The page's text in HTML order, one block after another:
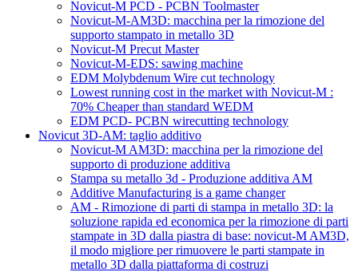
Novicut-M PCD - PCBN Toolmaster
Novicut-M-AM3D: macchina per la rimozione del
supporto stampato in metallo 3D
Novicut-M Precut Master
Novicut-M-EDS: sawing machine
EDM Molybdenum Wire cut technology
Lowest running cost in the market with Novicut-M :
70% Cheaper than standard WEDM
EDM PCD- PCBN wirecutting technology
Novicut 3D-AM: taglio additivo
Novicut-M AM3D: macchina per la rimozione del
supporto di produzione additiva
Stampa su metallo 3d - Produzione additiva AM
Additive Manufacturing is a game changer
AM - Rimozione di parti di stampa in metallo 3D: la
soluzione rapida ed economica per la rimozione di parti
stampate in 3D dalla piastra di base: novicut-M AM3D,
il modo migliore per rimuovere le parti stampate in
metallo 3D dalla piattaforma di costruzi